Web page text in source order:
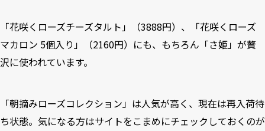
「花咲くローズチーズタルト」（3888円）、「花咲くローズ
マカロン 5個入り」（2160円）にも、もちろん「さ姫」が贅
沢に使われています。
「朝摘みローズコレクション」は人気が高く、現在は再入荷待
ち状態。気になる方はサイトをこまめにチェックしておくのが